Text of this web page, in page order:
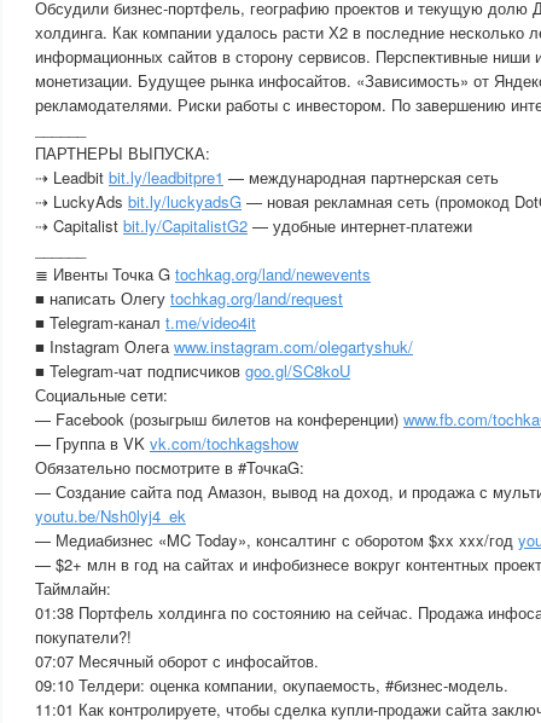
Обсудили бизнес-портфель, географию проектов и текущую долю
холдинга. Как компании удалось расти Х2 в последние несколько
информационных сайтов в сторону сервисов. Перспективные ниши
монетизации. Будущее рынка инфосайтов. «Зависимость» от
рекламодателями. Риски работы с инвестором. По завершению
ПАРТНЕРЫ ВЫПУСКА:
⇢ Leadbit bit.ly/leadbitpre1 — международная партнерская сеть
⇢ LuckyAds bit.ly/luckyadsG — новая рекламная сеть (промокод
⇢ Capitalist bit.ly/CapitalistG2 — удобные интернет-платежи
≣ Ивенты Точка G tochkag.org/land/newevents
■ написать Олегу tochkag.org/land/request
■ Telegram-канал t.me/video4it
■ Instagram Олегаwww.instagram.com/olegartyshuk/
■ Telegram-чат подписчиков goo.gl/SC8koU
Социальные сети:
— Facebook (розыгрыш билетов на конференции) www.fb.com/
— Группа в VK vk.com/tochkagshow
Обязательно посмотрите в #ТочкаG:
— Создание сайта под Амазон, вывод на доход, и продажа с
youtu.be/Nsh0lyj4_ek
— Медиабизнес «MC Today», консалтинг с оборотом $xx xxx/год
— $2+ млн в год на сайтах и инфобизнесе вокруг контентных
Таймлайн:
01:38 Портфель холдинга по состоянию на сейчас. Продажа
покупатели?!
07:07 Месячный оборот с инфосайтов.
09:10 Телдери: оценка компании, окупаемость, #бизнес-модель.
11:01 Как контролируете, чтобы сделка купли-продажи сайта